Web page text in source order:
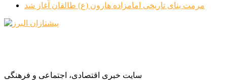
مرمت بنای تاریخی امامزاده هارون (ع) طالقان آغاز شد
سایت خبری اقتصادی، اجتماعی و فرهنگی